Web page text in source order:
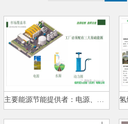
主要能源节能提供者：电源、水源…